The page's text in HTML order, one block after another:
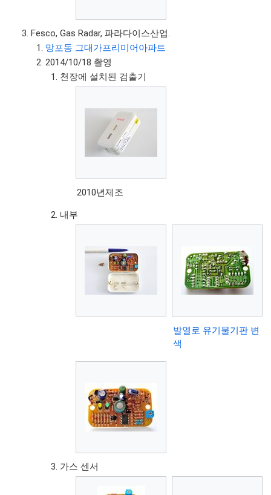
Fesco, Gas Radar, 파라다이스산업.
망포동 그대가프리미어아파트
2014/10/18 촬영
천장에 설치된 검출기
2010년제조
내부
발열로 유기물기판 변
색
가스 센서